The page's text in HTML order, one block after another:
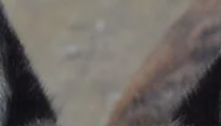
half beim Wiederaufbau der Zwingerfundamente und
packte einfach mit an. Gemeinsam mit seiner Frau
wa